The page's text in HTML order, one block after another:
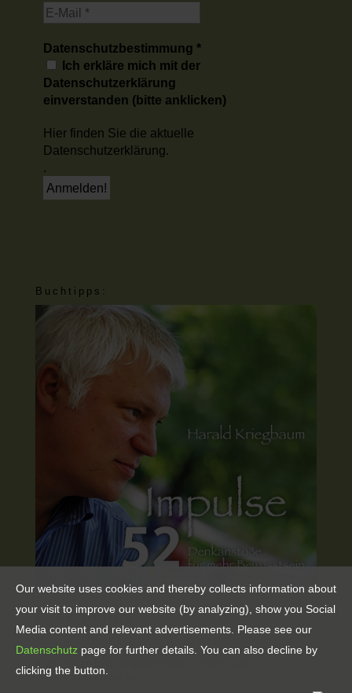
Datenschutzbestimmung *
Ich erkläre mich mit der
Datenschutzerklärung
einverstanden (bitte anklicken)
Hier finden Sie die aktuelle
Datenschutzerklärung.
.
Buchtipps:
Aktuelles
Info Ausbildung Integralen Systemischen Coach /
Familienaufsteller(in)
Our website uses cookies and thereby collects information about
your visit to improve our website (by analyzing), show you Social
Media content and relevant advertisements. Please see our
Datenschutz page for further details. You can also decline by
clicking the button.